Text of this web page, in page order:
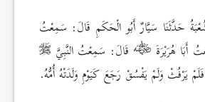
حَدَّثَنَا سَيَّارٌ أَبُو الْحَكَمِ قَالَ: سَمِعْتُ
أَبَا هُرَيْرَةَ
قَالَ: سَمِعْتُ النَّبِيَّ
يَرْفُثْ وَلَمْ يَفْسُقْ رَجَعَ كَيَوْمِ وَلَدَتْهُ أُمُّهُ.